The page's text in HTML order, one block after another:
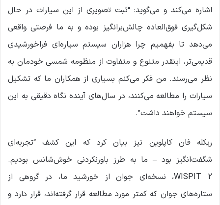
اشاره می‌کند و می‌گوید: “ثبت تصویری از این سیارات در حال
شکل‌گیری فوق‌العاده چالش‌برانگیز بوده و به ما فرصتی واقعی
می‌دهد تا بفهمیم چرا هزاران سیستم سیاره‌ای فراخورشیدی
قدیمی‌تر، اینقدر متنوع و متفاوت از منظومه شمسی خودمان به
نظر می‌رسند. من فکر می‌کنم بسیاری از همکاران ما که تشکیل
سیارات را مطالعه می‌کنند، در سال‌های آینده نگاه دقیقی به این
سیستم خواهند داشت”.
ریکله فان کاپلوین نیز بیان کرد که این کشف “تجربه‌ای
شگفت‌انگیز بود – ما به طرز باورنکردنی خوش‌شانس بودیم.
WISPIT 2، نسخه‌ای جوان از خورشید ما، در گروهی از
ستاره‌های جوان که کمتر مورد مطالعه قرار گرفته‌اند، قرار دارد و